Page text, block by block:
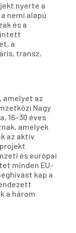
nyerte a
nemi alapú
és a
a
transz,
amelyet az
Nagy
16–30 éves
amelyek
az aktív
és európai
minden EU-
kap a
a három